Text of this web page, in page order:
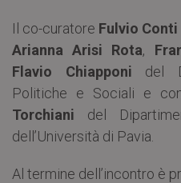
Il co-curatore Fulvio Conti
Arianna Arisi Rota,
Flavio Chiapponi del
Politiche e Sociali e
Torchiani del
dell’Università di Pavia.
Al termine dell’incontro è